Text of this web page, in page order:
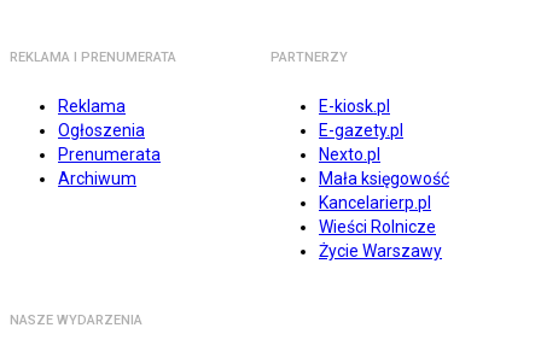
REKLAMA I PRENUMERATA
Reklama
Ogłoszenia
Prenumerata
Archiwum
PARTNERZY
E-kiosk.pl
E-gazety.pl
Nexto.pl
Mała księgowość
Kancelarierp.pl
Wieści Rolnicze
Życie Warszawy
NASZE WYDARZENIA